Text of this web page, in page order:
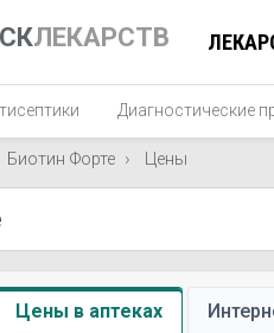
ЛЕКАРСТВ
Диагностические
Биотин Форте Цены
Цены в аптеках